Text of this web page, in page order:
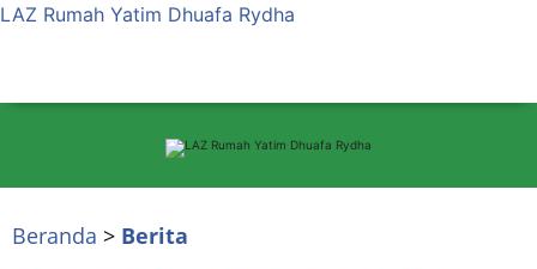
LAZ Rumah Yatim Dhuafa Rydha
Beranda > Berita